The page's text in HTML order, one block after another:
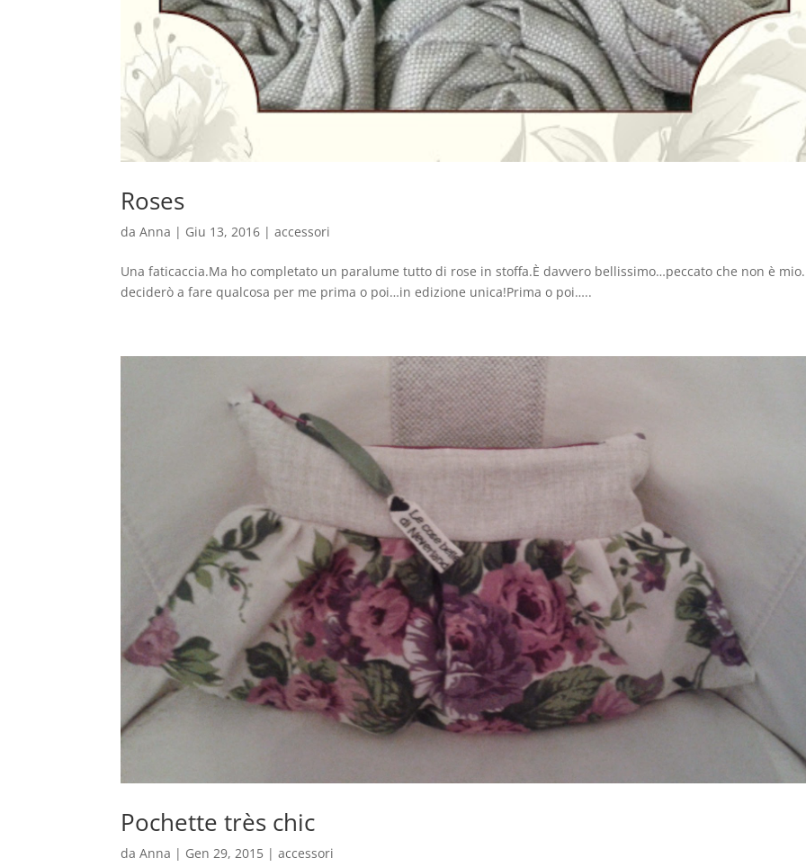
Roses
daAnna | Giu 13, 2016 |accessori
Una faticaccia.Ma ho completato un paralume tutto di rose in stoffa.È davvero bellissimo…peccato che non è
deciderò a fare qualcosa per me prima o poi…in edizione unica!Prima o poi…..
Pochette très chic
daAnna | Gen 29, 2015 |accessori